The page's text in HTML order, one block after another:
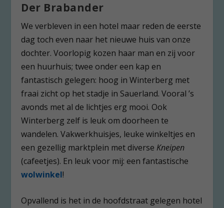
Der Brabander
We verbleven in een hotel maar reden de eerste
dag toch even naar het nieuwe huis van onze
dochter. Voorlopig kozen haar man en zij voor
een huurhuis; twee onder een kap en
fantastisch gelegen: hoog in Winterberg met
fraai zicht op het stadje in Sauerland. Vooral ’s
avonds met al de lichtjes erg mooi. Ook
Winterberg zelf is leuk om doorheen te
wandelen. Vakwerkhuisjes, leuke winkeltjes en
een gezellig marktplein met diverse Kneipen
(cafeetjes). En leuk voor mij: een fantastische
wolwinkel!
Opvallend is het in de hoofdstraat gelegen hotel